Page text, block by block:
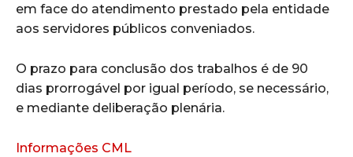
em face do atendimento prestado pela entidade
aos servidores públicos conveniados.
O prazo para conclusão dos trabalhos é de 90
dias prorrogável por igual período, se necessário,
e mediante deliberação plenária.
Informações CML